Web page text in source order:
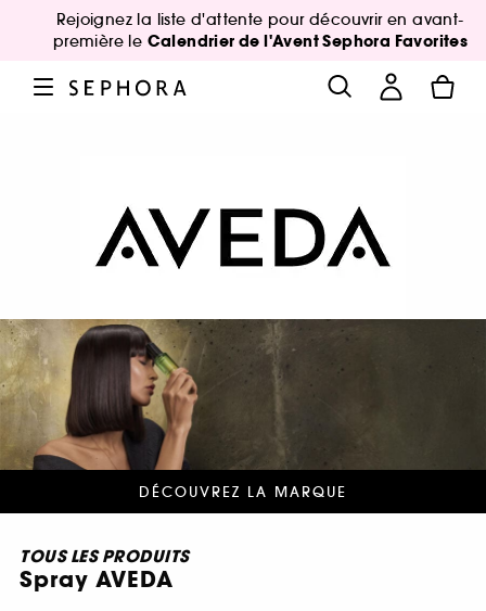
Rejoignez la liste d'attente pour découvrir en avant-
première le Calendrier de l'Avent Sephora Favorites
DÉCOUVREZ LA MARQUE
TOUS LES PRODUITS
Spray AVEDA